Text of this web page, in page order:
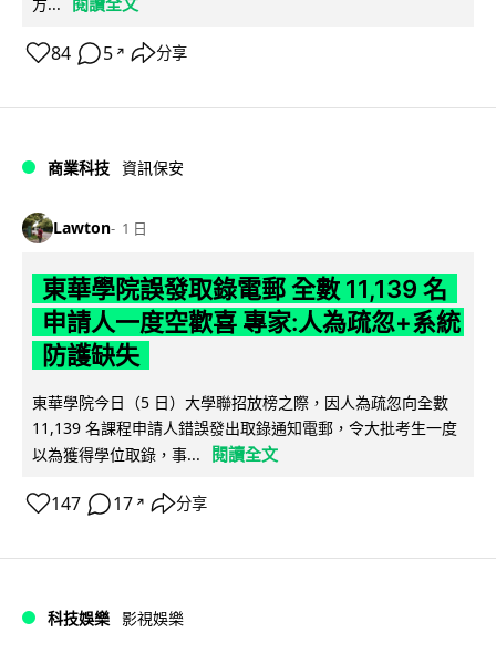
84 5 ↗ 分享
商業科技 資訊保安
Lawton 1 日
東華學院誤發取錄電郵 全數 11,139 名
申請人一度空歡喜 專家:人為疏忽+系統
防護缺失
東華學院今日（5 日）大學聯招放榜之際，因人為疏忽向全數
11,139 名課程申請人錯誤發出取錄通知電郵，令大批考生一度
以為獲得學位取錄，事...
閱讀全文
147 17 ↗ 分享
科技娛樂 影視娛樂